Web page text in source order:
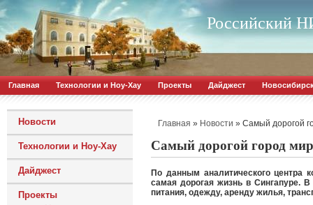
Российский
Главная Технологии и Ноу-Хау Проекты Дайджест
Новости
Технологии и Ноу-Хау
Дайджест
Проекты
Главная » Новости » Самый дорогой
Самый дорогой город
По данным аналитического
самая дорогая жизнь в Сингапуре.
питания, одежду, аренду жилья,